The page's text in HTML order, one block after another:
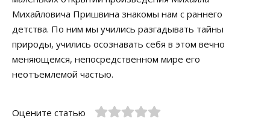
Михайловича Пришвина знакомы нам с раннего
детства. По ним мы учились разгадывать тайны
природы, учились осознавать себя в этом вечно
меняющемся, непосредственном мире его
неотъемлемой частью.
Оцените статью